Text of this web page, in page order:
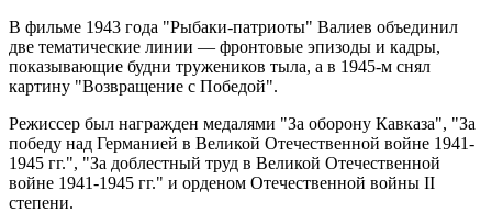
В фильме 1943 года "Рыбаки-патриоты" Валиев объединил
две тематические линии — фронтовые эпизоды и кадры,
показывающие будни тружеников тыла, а в 1945-м снял
картину "Возвращение с Победой".
Режиссер был награжден медалями "За оборону Кавказа", "За
победу над Германией в Великой Отечественной войне 1941-
1945 гг.", "За доблестный труд в Великой Отечественной
войне 1941-1945 гг." и орденом Отечественной войны II
степени.